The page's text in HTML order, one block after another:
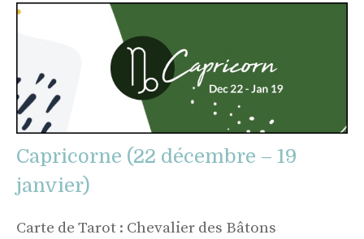
Capricorne (22 décembre – 19
janvier)
Carte de Tarot : Chevalier des Bâtons